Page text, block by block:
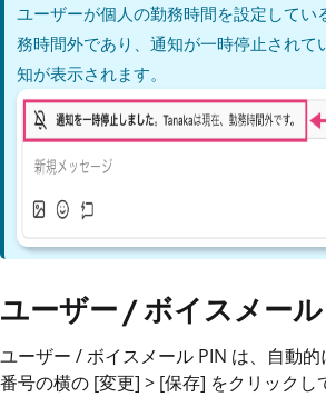
ユーザーが個人の勤務時間を設定してい
務時間外であり、通知が一時停止されて
知が表示されます。
ユーザー / ボイスメー
ユーザー / ボイスメール PIN は、自動
番号の横の [変更] > [保存] をクリックし